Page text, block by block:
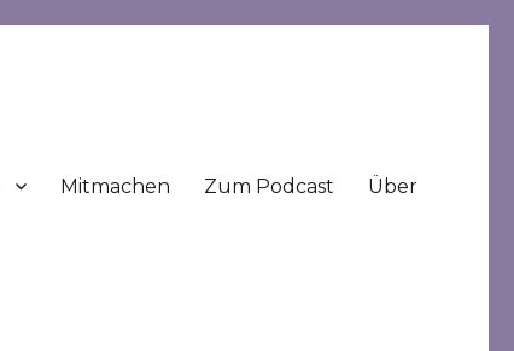
Mitmachen Zum Podcast Über